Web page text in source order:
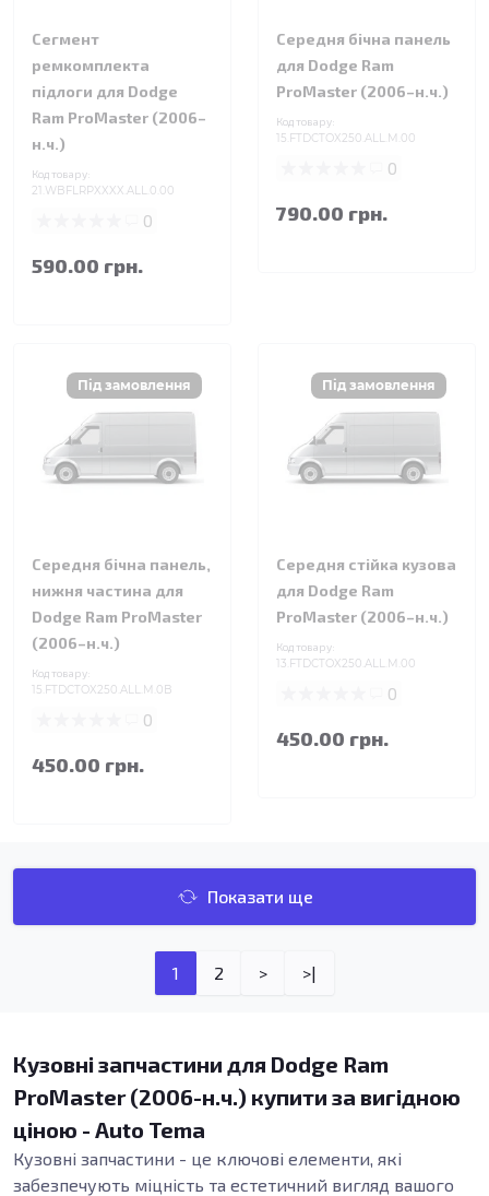
Сегмент
ремкомплекта
підлоги для Dodge
Ram ProMaster (2006–
н.ч.)
Код товару:
21.WBFLRPXXXX.ALL.0.00
0
590.00 грн.
Середня бічна панель
для Dodge Ram
ProMaster (2006–н.ч.)
Код товару:
15.FTDCTOX250.ALL.M.00
0
790.00 грн.
Середня бічна панель,
нижня частина для
Dodge Ram ProMaster
(2006–н.ч.)
Код товару:
15.FTDCTOX250.ALL.M.0B
0
450.00 грн.
Середня стійка кузова
для Dodge Ram
ProMaster (2006–н.ч.)
Код товару:
13.FTDCTOX250.ALL.M.00
0
450.00 грн.
Показати ще
1 2 > >|
Кузовні запчастини для Dodge Ram
ProMaster (2006-н.ч.) купити за вигідною
ціною - Auto Tema
Кузовні запчастини - це ключові елементи, які
забезпечують міцність та естетичний вигляд вашого